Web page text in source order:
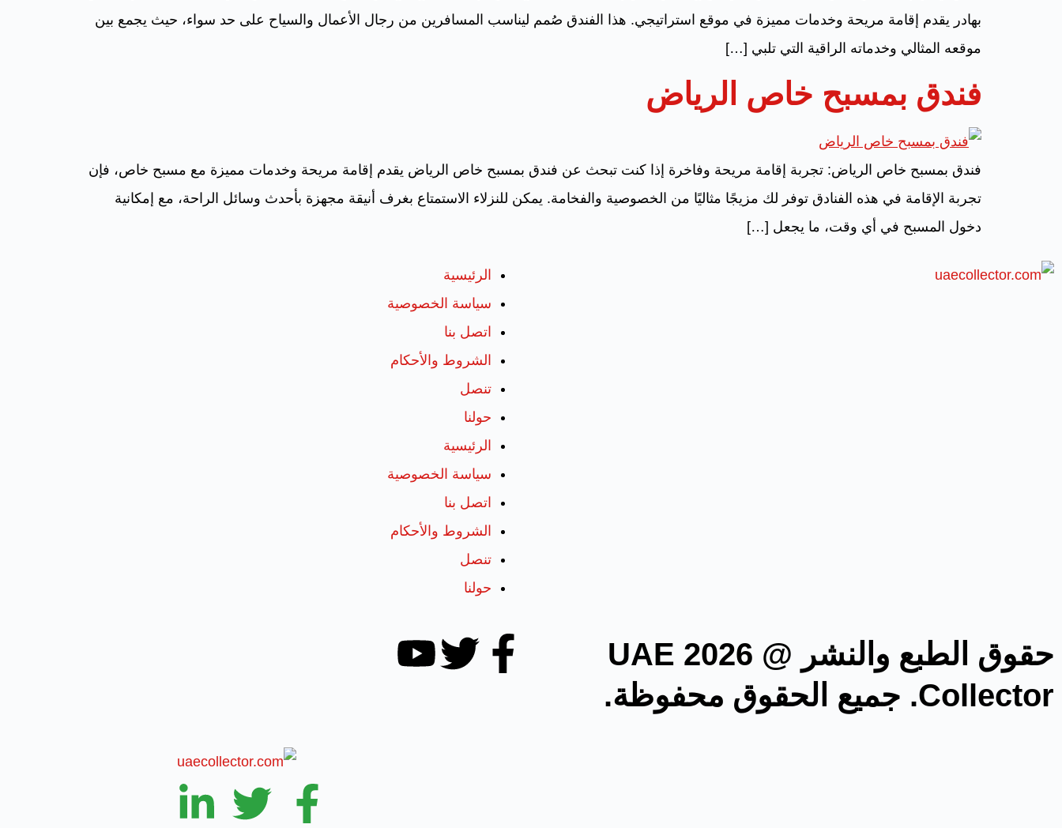
بهادر يقدم إقامة مريحة وخدمات مميزة في موقع استراتيجي. هذا الفندق صُمم ليناسب المسافرين من رجال الأعمال والسياح على حد سواء، حيث يجمع بين
موقعه المثالي وخدماته الراقية التي تلبي […]
فندق بمسبح خاص الرياض
فندق بمسبح خاص الرياض: تجربة إقامة مريحة وفاخرة إذا كنت تبحث عن فندق بمسبح خاص الرياض يقدم إقامة مريحة وخدمات مميزة مع مسبح خاص، فإن
تجربة الإقامة في هذه الفنادق توفر لك مزيجًا مثاليًا من الخصوصية والفخامة. يمكن للنزلاء الاستمتاع بغرف أنيقة مجهزة بأحدث وسائل الراحة، مع إمكانية
دخول المسبح في أي وقت، ما يجعل […]
الرئيسية
سياسة الخصوصية
اتصل بنا
الشروط والأحكام
تنصل
حولنا
الرئيسية
سياسة الخصوصية
اتصل بنا
الشروط والأحكام
تنصل
حولنا
حقوق الطبع والنشر @ 2026 UAE
Collector. جميع الحقوق محفوظة.